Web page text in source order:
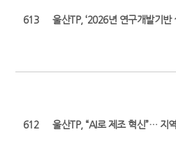
613 울산TP, ‘2026년 연구개발기
612 울산TP, “AI로 제조 혁신”… 지